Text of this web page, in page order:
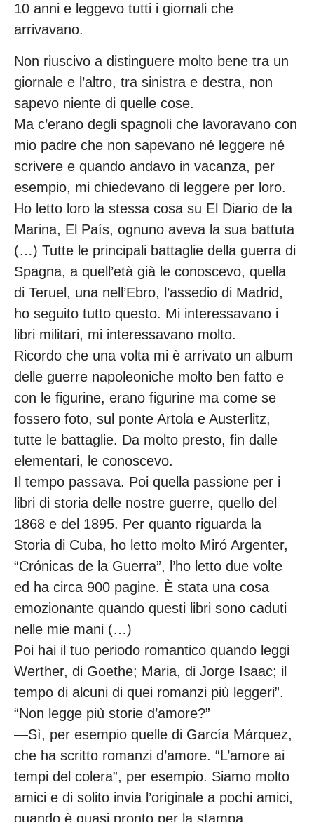
10 anni e leggevo tutti i giornali che
arrivavano.
Non riuscivo a distinguere molto bene tra un
giornale e l’altro, tra sinistra e destra, non
sapevo niente di quelle cose.
Ma c’erano degli spagnoli che lavoravano con
mio padre che non sapevano né leggere né
scrivere e quando andavo in vacanza, per
esempio, mi chiedevano di leggere per loro.
Ho letto loro la stessa cosa su El Diario de la
Marina, El País, ognuno aveva la sua battuta
(…) Tutte le principali battaglie della guerra di
Spagna, a quell’età già le conoscevo, quella
di Teruel, una nell’Ebro, l’assedio di Madrid,
ho seguito tutto questo. Mi interessavano i
libri militari, mi interessavano molto.
Ricordo che una volta mi è arrivato un album
delle guerre napoleoniche molto ben fatto e
con le figurine, erano figurine ma come se
fossero foto, sul ponte Artola e Austerlitz,
tutte le battaglie. Da molto presto, fin dalle
elementari, le conoscevo.
Il tempo passava. Poi quella passione per i
libri di storia delle nostre guerre, quello del
1868 e del 1895. Per quanto riguarda la
Storia di Cuba, ho letto molto Miró Argenter,
“Crónicas de la Guerra”, l’ho letto due volte
ed ha circa 900 pagine. È stata una cosa
emozionante quando questi libri sono caduti
nelle mie mani (…)
Poi hai il tuo periodo romantico quando leggi
Werther, di Goethe; Maria, di Jorge Isaac; il
tempo di alcuni di quei romanzi più leggeri”.
“Non legge più storie d’amore?”
—Sì, per esempio quelle di García Márquez,
che ha scritto romanzi d’amore. “L’amore ai
tempi del colera”, per esempio. Siamo molto
amici e di solito invia l’originale a pochi amici,
quando è quasi pronto per la stampa.